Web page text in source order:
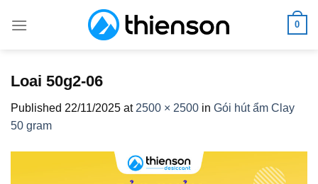
0
Loai 50g2-06
Published 22/11/2025 at 2500 × 2500 in Gói hút ẩm Clay
50 gram